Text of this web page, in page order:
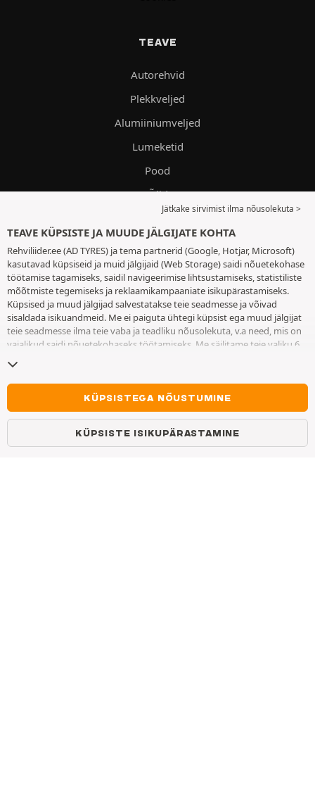
TEAVE
Autorehvid
Plekkveljed
Alumiiniumveljed
Lumeketid
Pood
Õlid
Rehvi juhend
Kättetoimetamine ja paigaldamine
KASUTAJATUGI
E–R 10–18
WhatsApp
Messenger
Kontakt
KKK
Jätkake sirvimist ilma nõusolekuta >
TEAVE KÜPSISTE JA MUUDE JÄLGIJATE KOHTA
Rehviliider.ee (AD TYRES) ja tema partnerid (Google, Hotjar, Microsoft)
kasutavad küpsiseid ja muid jälgijaid (Web Storage) saidi nõuetekohase
töötamise tagamiseks, saidil navigeerimise lihtsustamiseks, statistiliste
mõõtmiste tegemiseks ja reklaamikampaaniate isikupärastamiseks.
Küpsised ja muud jälgijad salvestatakse teie seadmesse ja võivad
sisaldada isikuandmeid. Me ei paiguta ühtegi küpsist ega muud jälgijat
teie seadmesse ilma teie vaba ja teadliku nõusolekuta, v.a need, mis on
vajalikud saidi nõuetekohaseks töötamiseks. Me säilitame teie valiku 6
muude jälgijate lehele
nõusolekut küpsiste ja muude jälgijate teie seadmesse paigutamiseks.
Keeldumine ei takista juurdepääsu teenustele AD TYRES. Lisateabe
saamiseks vaadakeküpsiste ja muude jälgijate lehte.
KÜPSISTEGA NÕUSTUMINE
KÜPSISTE ISIKUPÄRASTAMINE